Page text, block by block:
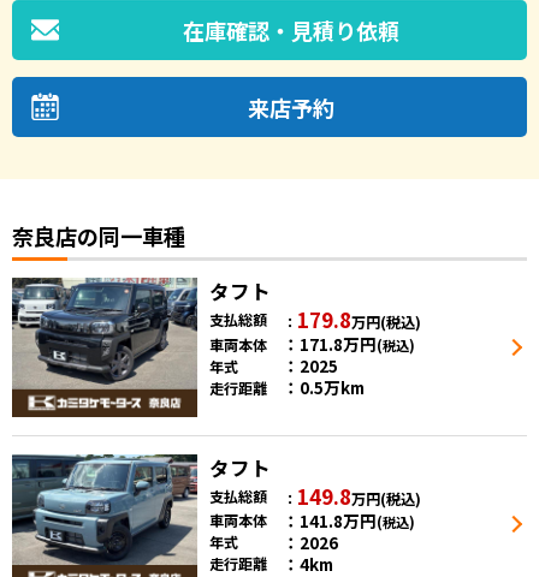
在庫確認・見積り依頼
来店予約
奈良店の同一車種
タフト
支払総額 179.8万円(税込)
車両本体
171.8万円(税込)
年式 2025
走行距離 0.5万km
タフト
支払総額 149.8万円(税込)
車両本体
141.8万円(税込)
年式 2026
走行距離 4km